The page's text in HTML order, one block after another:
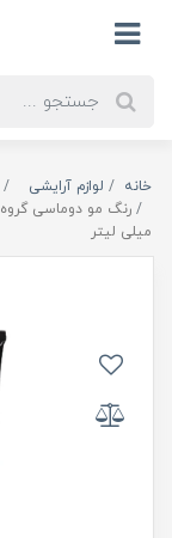
خانه لوازم آرایشی
میلی لیتر